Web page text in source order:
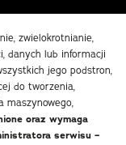
zwielokrotnianie,
danych lub informacji
jego podstron,
do tworzenia,
maszynowego,
oraz wymaga
serwisu –